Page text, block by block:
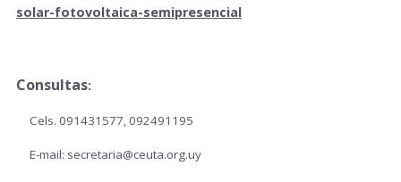
solar-fotovoltaica-semipresencial
Consultas:
Cels. 091431577, 092491195
E-mail: secretaria@ceuta.org.uy